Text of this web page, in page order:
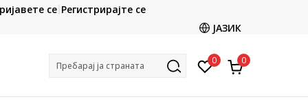
CLICK & COLLECT
со картичка online и подигнете во продавницата
се Регистрирајте се
ЈАЗИК
Пребарај ја страната 0 0